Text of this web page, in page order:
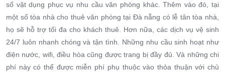
số vật dụng phục vụ nhu cầu văn phòng khác. Thêm vào đó, tại
một số tòa nhà cho thuê văn phòng tại Đà nẵng có lễ tân tòa nhà,
họ sẽ hỗ trợ tối đa cho khách thuê. Hơn nữa, các dịch vụ vệ sinh
24/7 luôn nhanh chóng và tận tình. Những nhu cầu sinh hoạt như
điện nước, wifi, điều hòa cũng được trang bị đầy đủ. Và những chi
phí này có thể được miễn phí phụ thuộc vào thỏa thuận với chủ